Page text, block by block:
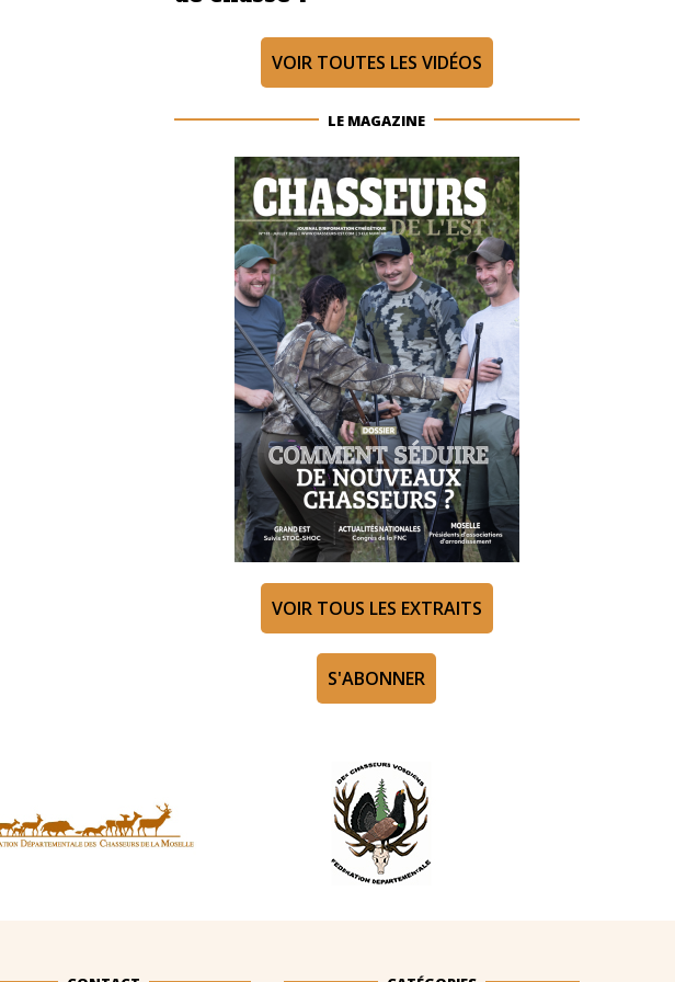
VOIR TOUTES LES VIDÉOS
LE MAGAZINE
VOIR TOUS LES EXTRAITS
S'ABONNER